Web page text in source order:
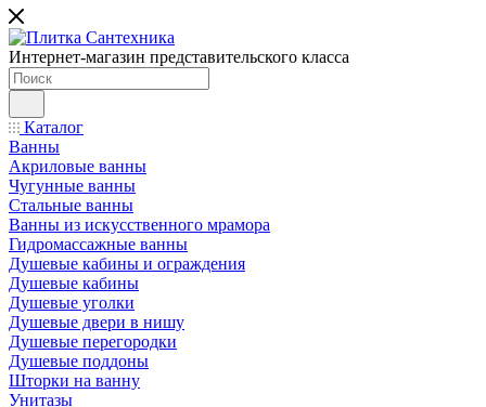
Интернет-магазин представительского класса
Каталог
Ванны
Акриловые ванны
Чугунные ванны
Стальные ванны
Ванны из искусственного мрамора
Гидромассажные ванны
Душевые кабины и ограждения
Душевые кабины
Душевые уголки
Душевые двери в нишу
Душевые перегородки
Душевые поддоны
Шторки на ванну
Унитазы